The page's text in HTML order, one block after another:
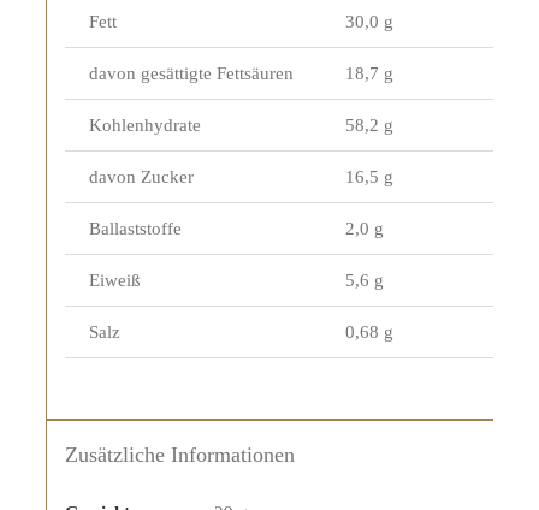
Fett 30,0 g
davon gesättigte Fettsäuren 18,7 g
Kohlenhydrate 58,2 g
davon Zucker 16,5 g
Ballaststoffe 2,0 g
Eiweiß 5,6 g
Salz 0,68 g
Zusätzliche Informationen